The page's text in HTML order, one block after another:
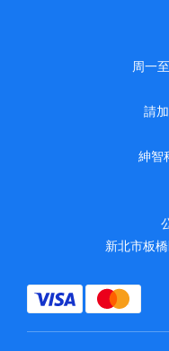
周一
請
紳智
新北市板